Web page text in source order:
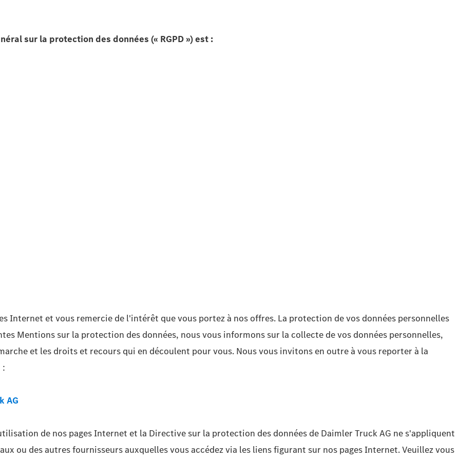
sur la protection des données (« RGPD ») est :
Internet et vous remercie de l'intérêt que vous portez à nos offres. La protection de vos données personnelles
Mentions sur la protection des données, nous vous informons sur la collecte de vos données personnelles,
et les droits et recours qui en découlent pour vous. Nous vous invitons en outre à vous reporter à la
:
AG
de nos pages Internet et la Directive sur la protection des données de Daimler Truck AG ne s'appliquent
ou des autres fournisseurs auxquelles vous accédez via les liens figurant sur nos pages Internet. Veuillez vous